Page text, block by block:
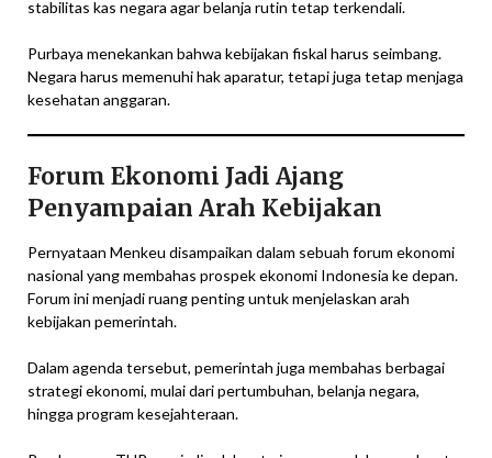
stabilitas kas negara agar belanja rutin tetap terkendali.
Purbaya menekankan bahwa kebijakan fiskal harus seimbang.
Negara harus memenuhi hak aparatur, tetapi juga tetap menjaga
kesehatan anggaran.
Forum Ekonomi Jadi Ajang
Penyampaian Arah Kebijakan
Pernyataan Menkeu disampaikan dalam sebuah forum ekonomi
nasional yang membahas prospek ekonomi Indonesia ke depan.
Forum ini menjadi ruang penting untuk menjelaskan arah
kebijakan pemerintah.
Dalam agenda tersebut, pemerintah juga membahas berbagai
strategi ekonomi, mulai dari pertumbuhan, belanja negara,
hingga program kesejahteraan.